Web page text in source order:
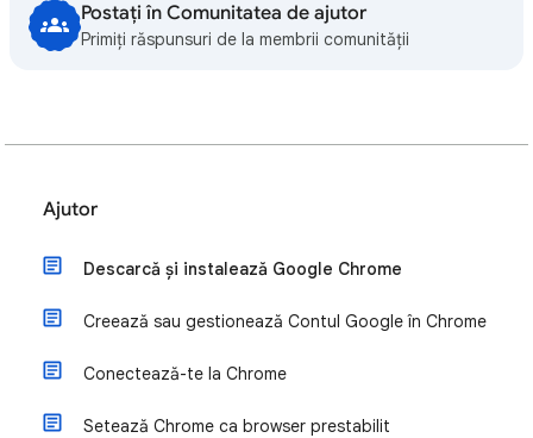
Postați în Comunitatea de ajutor
Primiți răspunsuri de la membrii comunității
Ajutor
Descarcă și instalează Google Chrome
Creează sau gestionează Contul Google în Chrome
Conectează-te la Chrome
Setează Chrome ca browser prestabilit